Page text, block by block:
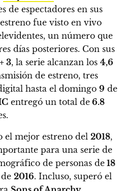
de espectadores en sus
fue visto en vivo
un número que
días posteriores. Con sus
3, la serie alcanzan los 4,6
de estreno, tres
hasta el domingo 9 de
entregó un total de 6.8
el mejor estreno del 2018,
para una serie de
de personas de 18
2016. Incluso, superó el